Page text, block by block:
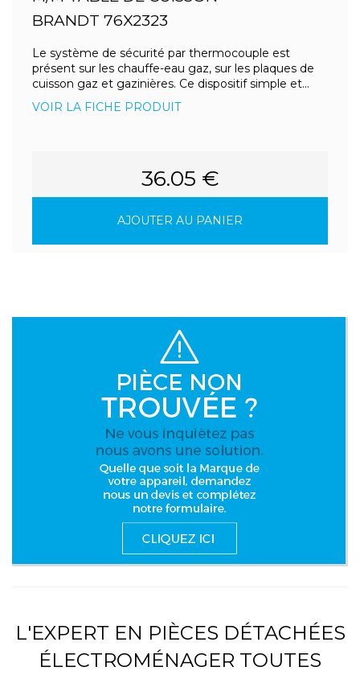
BRANDT 76X2323
Le système de sécurité par thermocouple est
présent sur les chauffe-eau gaz, sur les plaques de
cuisson gaz et gazinières. Ce dispositif simple et...
VOIR LA FICHE PRODUIT
36.05 €
AJOUTER AU PANIER
L'EXPERT EN PIÈCES DÉTACHÉES
ÉLECTROMÉNAGER TOUTES